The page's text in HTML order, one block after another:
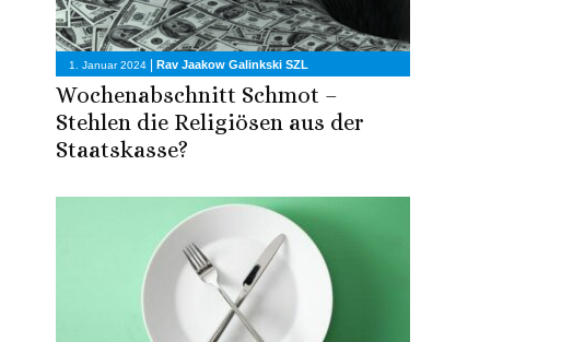
1. Januar 2024 | Rav Jaakow Galinkski SZL
Wochenabschnitt Schmot –
Stehlen die Religiösen aus der
Staatskasse?